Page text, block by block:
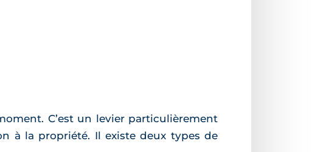
C’est un levier particulièrement
à la propriété. Il existe deux types de